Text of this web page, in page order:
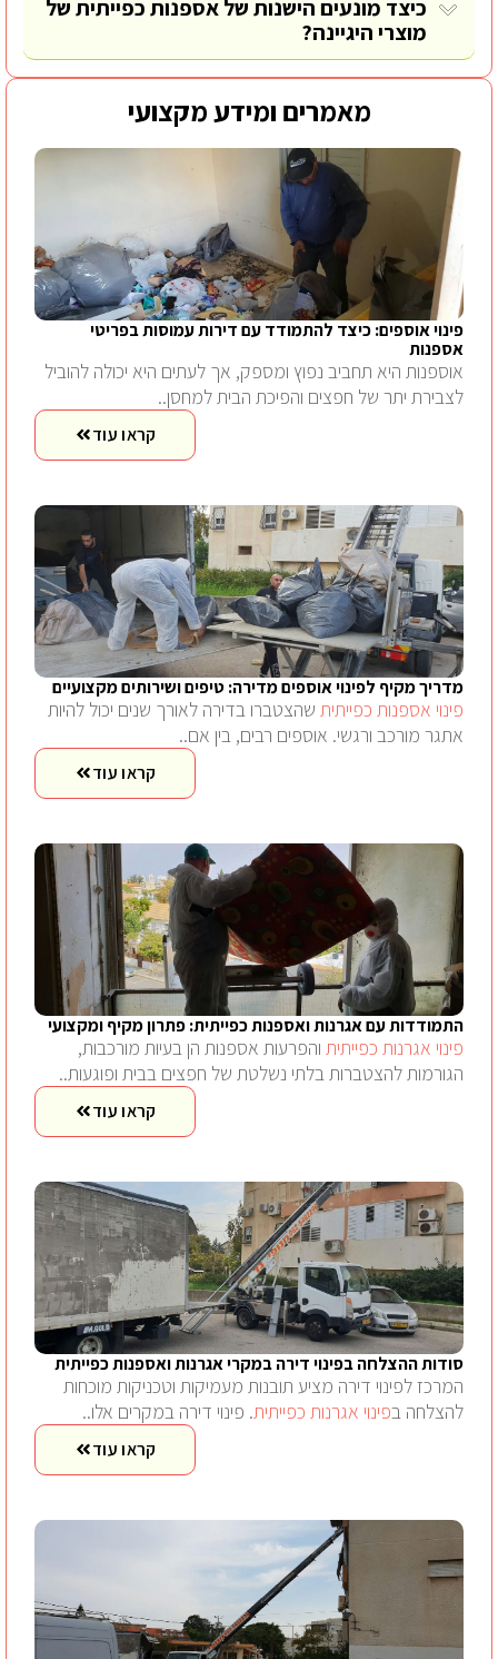
כיצד מונעים הישנות של אספנות כפייתית של
מוצרי היגיינה?
מאמרים ומידע מקצועי
פינוי אוספים: כיצד להתמודד עם דירות עמוסות בפריטי
אספנות
אוספנות היא תחביב נפוץ ומספק, אך לעתים היא יכולה להוביל
לצבירת יתר של חפצים והפיכת הבית למחסן..
קראו עוד
מדריך מקיף לפינוי אוספים מדירה: טיפים ושירותים מקצועיים
פינוי אספנות כפייתית שהצטברו בדירה לאורך שנים יכול להיות
אתגר מורכב ורגשי. אוספים רבים, בין אם..
קראו עוד
התמודדות עם אגרנות ואספנות כפייתית: פתרון מקיף ומקצועי
פינוי אגרנות כפייתית והפרעות אספנות הן בעיות מורכבות,
הגורמות להצטברות בלתי נשלטת של חפצים בבית ופוגעות..
קראו עוד
סודות ההצלחה בפינוי דירה במקרי אגרנות ואספנות כפייתית
המרכז לפינוי דירה מציע תובנות מעמיקות וטכניקות מוכחות
להצלחה בפינוי אגרנות כפייתית. פינוי דירה במקרים אלו..
קראו עוד